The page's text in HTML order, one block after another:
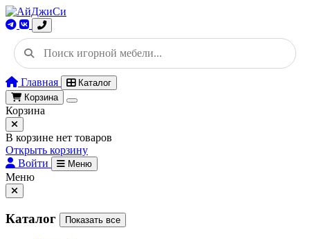
Главная
Каталог
Корзина
Корзина
В корзине нет товаров
Открыть корзину
Войти
Меню
Меню
Каталог Показать все